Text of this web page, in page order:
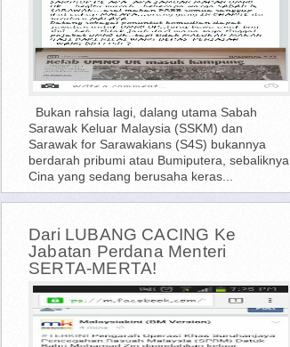
Bukan rahsia lagi, dalang utama Sabah
Sarawak Keluar Malaysia (SSKM) dan
Sarawak for Sarawakians (S4S) bukannya
berdarah pribumi atau Bumiputera, sebaliknya
Cina yang sedang berusaha keras...
Dari LUBANG CACING Ke
Jabatan Perdana Menteri
SERTA-MERTA!